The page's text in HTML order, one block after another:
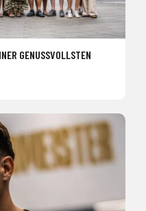
GENUSSVOLLSTEN